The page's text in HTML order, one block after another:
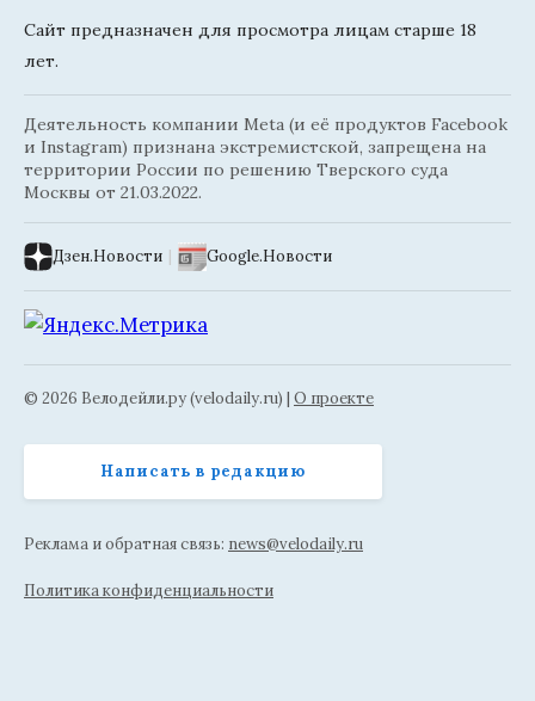
Сайт предназначен для просмотра лицам старше 18
лет.
Деятельность компании Meta (и её продуктов Facebook
и Instagram) признана экстремистской, запрещена на
территории России по решению Тверского суда
Москвы от 21.03.2022.
Дзен.Новости | Google.Новости
© 2026 Велодейли.ру (velodaily.ru) | О проекте
Написать в редакцию
Реклама и обратная связь: news@velodaily.ru
Политика конфиденциальности